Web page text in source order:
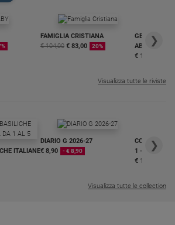
FAMIGLIA CRISTIANA
€ 104,00 € 83,00 20%
GBABY
€ 16,99
❯
Visualizza tutte le riviste
ITALIANE
DIARIO G 2026-27
€ 8,90
- € 8,90
COLLANA
1 - 2
€ 18,50
❯
Visualizza tutte le collection